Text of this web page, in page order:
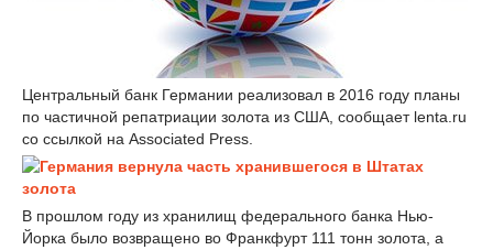
Центральный банк Германии реализовал в 2016 году планы
по частичной репатриации золота из США, сообщает lenta.ru
со ссылкой на Associated Press.
В прошлом году из хранилищ федерального банка Нью-
Йорка было возвращено во Франкфурт 111 тонн золота, а